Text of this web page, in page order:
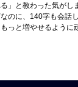
」と教わった気がし
のに、140字も会話
っと増やせるように